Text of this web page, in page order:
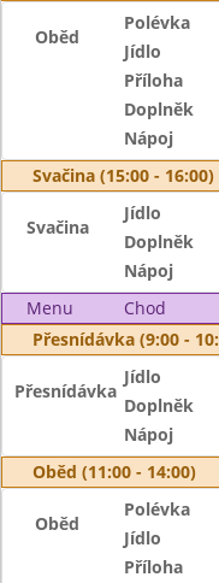
Oběd
Polévka
Jídlo
Příloha
Doplněk
Nápoj
Svačina (15:00 - 16:00)
Svačina
Jídlo
Doplněk
Nápoj
Menu
Chod
Přesnídávka (9:00 -
Přesnídávka
Jídlo
Doplněk
Nápoj
Oběd (11:00 - 14:00)
Oběd
Polévka
Jídlo
Příloha